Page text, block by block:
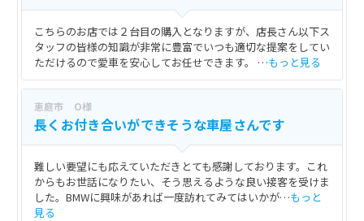
こちらのお店では２台目の購入となりますが、店長さん以下ス
タッフの皆様の知識が非常に豊富でいつも適切な提案をしてい
ただけるので愛車を安心してお任せできます。 …もっと見る
恵庭市 O様
長くお付き合いができそうな車屋さんです
難しい要望にも応えていただきとても感謝しております。これ
からもお世話になりたい、そう思えるような良い接客を受けま
した。BMWに興味があれば一度訪れてみてはいかが…もっと
見る